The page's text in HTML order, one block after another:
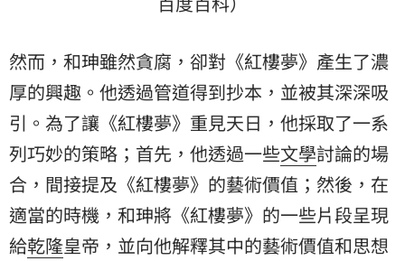
然而，和珅雖然貪腐，卻對《紅樓夢》產生了濃
厚的興趣。他透過管道得到抄本，並被其深深吸
引。為了讓《紅樓夢》重見天日，他採取了一系
列巧妙的策略；首先，他透過一些文學討論的場
合，間接提及《紅樓夢》的藝術價值；然後，在
適當的時機，和珅將《紅樓夢》的一些片段呈現
給乾隆皇帝，並向他解釋其中的藝術價值和思想